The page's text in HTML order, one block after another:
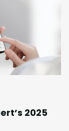
2025